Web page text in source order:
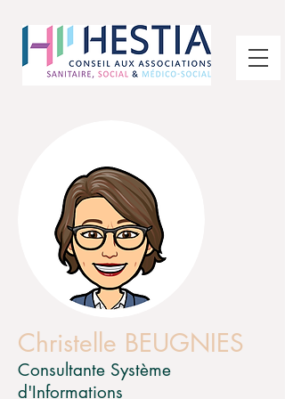
Christelle BEUGNIES
Consultante Système
d'Informations